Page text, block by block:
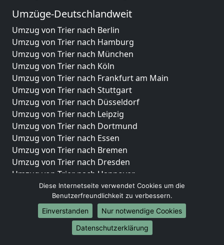
Umzüge-Deutschlandweit
Umzug von Trier nach Berlin
Umzug von Trier nach Hamburg
Umzug von Trier nach München
Umzug von Trier nach Köln
Umzug von Trier nach Frankfurt am Main
Umzug von Trier nach Stuttgart
Umzug von Trier nach Düsseldorf
Umzug von Trier nach Leipzig
Umzug von Trier nach Dortmund
Umzug von Trier nach Essen
Umzug von Trier nach Bremen
Umzug von Trier nach Dresden
Umzug von Trier nach Hannover
Umzug von Trier nach Nürnberg
Umzug von Trier nach Duisburg
Umzug von Trier nach Bochum
Umzug von Trier nach Wuppertal
Umzug von Trier nach Bielefeld
Diese Internetseite verwendet Cookies um die
Benutzerfreundlichkeit zu verbessern.
Einverstanden
Nur notwendige Cookies
Datenschutzerklärung